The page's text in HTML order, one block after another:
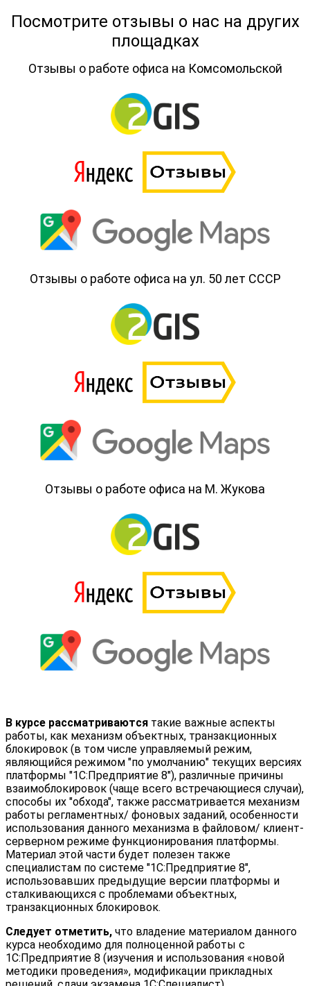
Посмотрите отзывы о нас на других
площадках
Отзывы о работе офиса на Комсомольской
Отзывы о работе офиса на ул. 50 лет СССР
Отзывы о работе офиса на М. Жукова
В курсе рассматриваются такие важные аспекты
работы, как механизм объектных, транзакционных
блокировок (в том числе управляемый режим,
являющийся режимом "по умолчанию" текущих версиях
платформы "1С:Предприятие 8"), различные причины
взаимоблокировок (чаще всего встречающиеся случаи),
способы их "обхода", также рассматривается механизм
работы регламентных/ фоновых заданий, особенности
использования данного механизма в файловом/ клиент-
серверном режиме функционирования платформы.
Материал этой части будет полезен также
специалистам по системе "1С:Предприятие 8",
использовавших предыдущие версии платформы и
сталкивающихся с проблемами объектных,
транзакционных блокировок.
Следует отметить, что владение материалом данного
курса необходимо для полноценной работы с
1С:Предприятие 8 (изучения и использования «новой
методики проведения», модификации прикладных